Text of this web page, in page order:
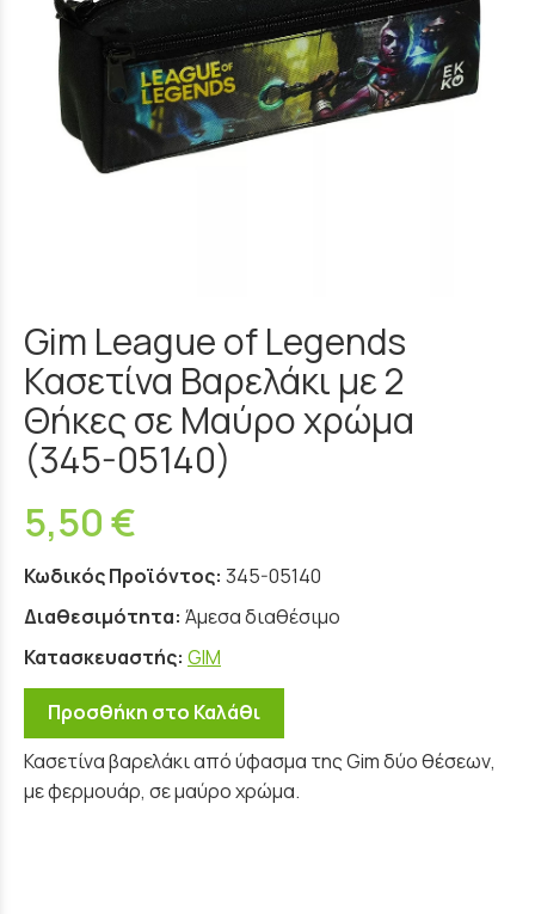
Gim League of Legends
Κασετίνα Βαρελάκι με 2
Θήκες σε Μαύρο χρώμα
(345-05140)
5,50 €
Κωδικός Προϊόντος: 345-05140
Διαθεσιμότητα: Άμεσα διαθέσιμο
Κατασκευαστής: GIM
Προσθήκη στο Καλάθι
Κασετίνα βαρελάκι από ύφασμα της Gim δύο θέσεων,
με φερμουάρ, σε μαύρο χρώμα.